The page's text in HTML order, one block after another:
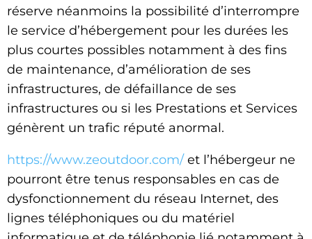
réserve néanmoins la possibilité d’interrompre
le service d’hébergement pour les durées les
plus courtes possibles notamment à des fins
de maintenance, d’amélioration de ses
infrastructures, de défaillance de ses
infrastructures ou si les Prestations et Services
génèrent un trafic réputé anormal.
https://www.zeoutdoor.com/ et l’hébergeur ne
pourront être tenus responsables en cas de
dysfonctionnement du réseau Internet, des
lignes téléphoniques ou du matériel